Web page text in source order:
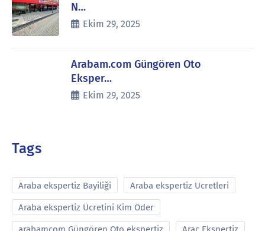
N…
Ekim 29, 2025
Arabam.com Güngören Oto
Eksper…
Ekim 29, 2025
Tags
Araba ekspertiz Bayiliği Araba ekspertiz Ucretleri
Araba ekspertiz Ücretini Kim Öder